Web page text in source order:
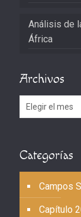
Análisis de
África
Archivos
Archivos
Categorías
Campos
Capítulo